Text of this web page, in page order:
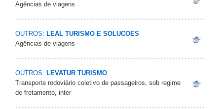
Agências de viagens
OUTROS: LEAL TURISMO E SOLUCOES
Agências de viagens
OUTROS: LEVATUR TURISMO
Transporte rodoviário coletivo de passageiros, sob regime
de fretamento, inter